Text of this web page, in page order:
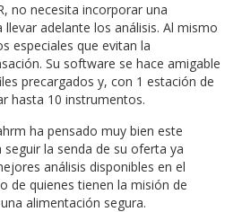
no necesita incorporar una
adelante los análisis. Al mismo
especiales que evitan la
Su software se hace amigable
precargados y, con 1 estación de
hasta 10 instrumentos.
ha pensado muy bien este
la senda de su oferta ya
análisis disponibles en el
de quienes tienen la misión de
alimentación segura.